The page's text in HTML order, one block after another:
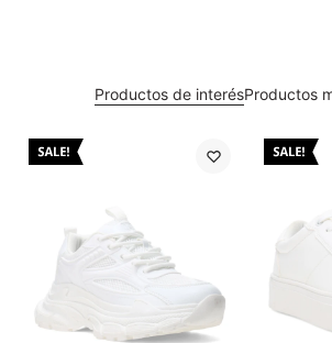
Productos de interésProductos